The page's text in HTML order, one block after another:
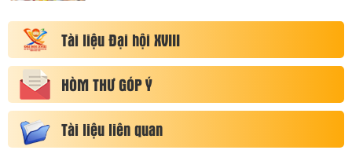
Tài liệu Đại hội XVIII
HÒM THƯ GÓP Ý
Tài liệu liên quan